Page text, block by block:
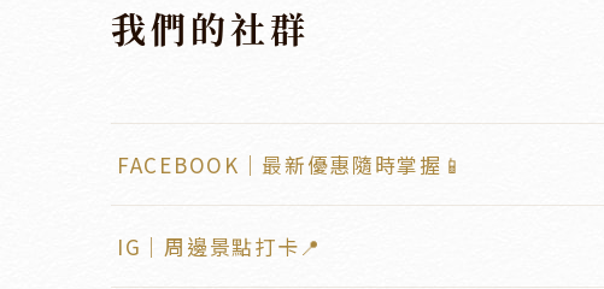
我們的社群
FACEBOOK｜最新優惠隨時掌握📱
IG｜周邊景點打卡📍